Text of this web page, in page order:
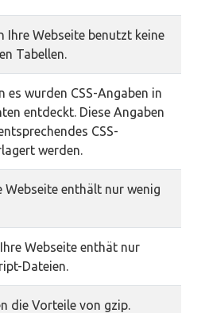
Ihre Webseite benutzt keine
Tabellen.
es wurden CSS-Angaben in
entdeckt. Diese Angaben
CSS-
werden.
Webseite enthält nur wenig
Webseite enthät nur
Dateien.
die Vorteile von gzip.